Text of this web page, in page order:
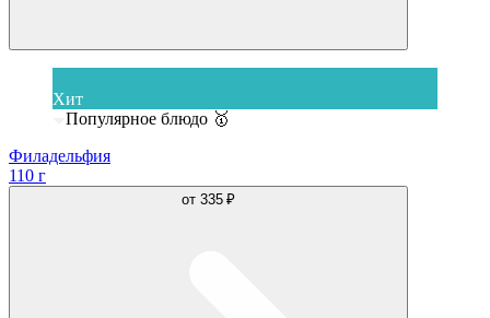
Хит
Популярное блюдо 🥇
Филадельфия
110 г
от 335 ₽